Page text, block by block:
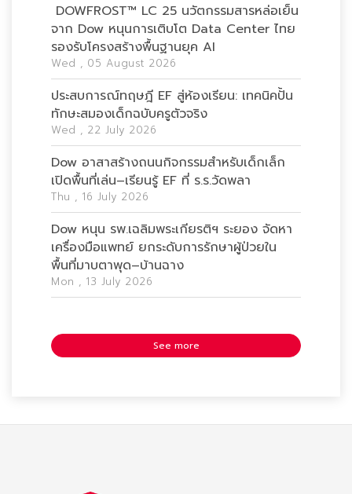
DOWFROST™ LC 25 นวัตกรรมสารหล่อเย็น
จาก Dow หนุนการเติบโต Data Center ไทย
รองรับโครงสร้างพื้นฐานยุค AI
Wed , 05 August 2026
ประสบการณ์ทฤษฎี EF สู่ห้องเรียน: เทคนิคปั้น
ทักษะสมองเด็กฉบับครูตัวจริง
Wed , 22 July 2026
Dow อาสาสร้างถนนกิจกรรมสำหรับเด็กเล็ก
เปิดพื้นที่เล่น–เรียนรู้ EF ที่ ร.ร.วัดพลา
Thu , 16 July 2026
Dow หนุน รพ.เฉลิมพระเกียรติฯ ระยอง จัดหา
เครื่องมือแพทย์ ยกระดับการรักษาผู้ป่วยใน
พื้นที่มาบตาพุด–บ้านฉาง
Mon , 13 July 2026
See more